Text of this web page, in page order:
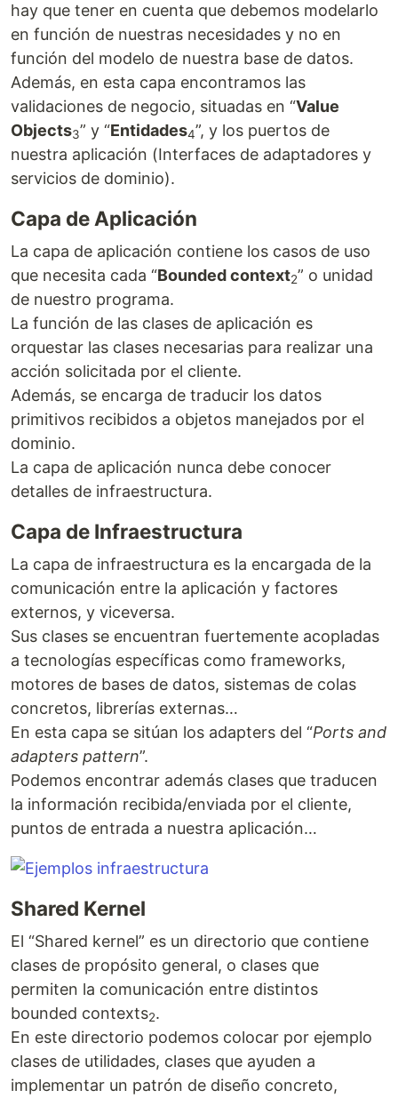
hay que tener en cuenta que debemos modelarlo
en función de nuestras necesidades y no en
función del modelo de nuestra base de datos.
Además, en esta capa encontramos las
validaciones de negocio, situadas en “Value
Objects3” y “Entidades4”, y los puertos de
nuestra aplicación (Interfaces de adaptadores y
servicios de dominio).
Capa de Aplicación
La capa de aplicación contiene los casos de uso
que necesita cada “Bounded context2” o unidad
de nuestro programa.
La función de las clases de aplicación es
orquestar las clases necesarias para realizar una
acción solicitada por el cliente.
Además, se encarga de traducir los datos
primitivos recibidos a objetos manejados por el
dominio.
La capa de aplicación nunca debe conocer
detalles de infraestructura.
Capa de Infraestructura
La capa de infraestructura es la encargada de la
comunicación entre la aplicación y factores
externos, y viceversa.
Sus clases se encuentran fuertemente acopladas
a tecnologías específicas como frameworks,
motores de bases de datos, sistemas de colas
concretos, librerías externas…
En esta capa se sitúan los adapters del “Ports and
adapters pattern”.
Podemos encontrar además clases que traducen
la información recibida/enviada por el cliente,
puntos de entrada a nuestra aplicación…
Shared Kernel
El “Shared kernel” es un directorio que contiene
clases de propósito general, o clases que
permiten la comunicación entre distintos
bounded contexts2.
En este directorio podemos colocar por ejemplo
clases de utilidades, clases que ayuden a
implementar un patrón de diseño concreto,